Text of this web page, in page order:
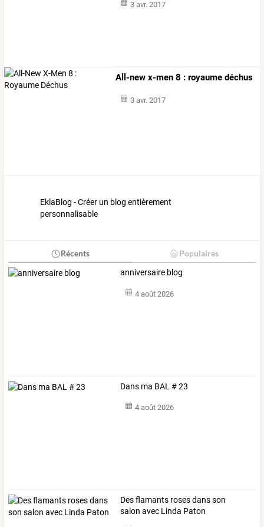
3 avr. 2017
All-new x-men 8 : royaume déchus
3 avr. 2017
EklaBlog - Créer un blog entièrement
personnalisable
Récents Populaires
anniversaire blog
4 août 2026
Dans ma BAL # 23
4 août 2026
Des flamants roses dans son
salon avec Linda Paton